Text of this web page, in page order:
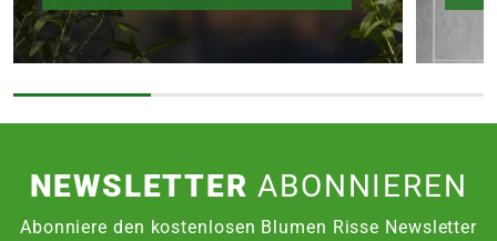
NEWSLETTERABONNIEREN
Abonniere den kostenlosen Blumen Risse Newsletter